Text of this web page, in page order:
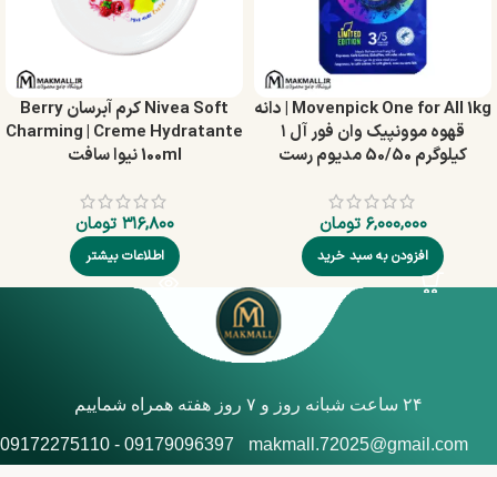
Movenpick One for All 1kg | دانه
قهوه موونپیک وان فور آل ۱
کیلوگرم 50/50 مدیوم رست
۶,۰۰۰,۰۰۰ تومان
افزودن به سبد خرید
Nivea Soft کرم آبرسان Berry
Charming | Creme Hydratante
100ml نیوا سافت
۳۱۶,۸۰۰ تومان
اطلاعات بیشتر
۲۴ ساعت شبانه روز و ۷ روز هفته همراه شماییم
makmall.72025@gmail.com
09179096397 - 09172275110